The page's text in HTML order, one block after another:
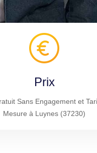
Prix
Sans Engagement et
Mesure à Luynes (37230)